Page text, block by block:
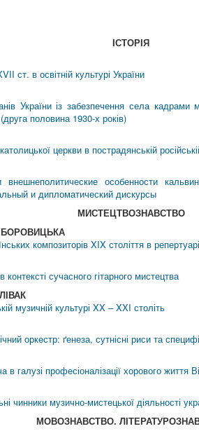
IСТОРIЯ
ст. в освітній культурі України
України із забезпечення села
половина 1930-х років)
церкви в пострадянській
особенности
и дипломатический дискурсы
МИСТЕЦТВОЗНАВСТВО
БОРОВИЦЬКА
композиторів XIX століття в
сучасного гітарного мистецтва
музичній культурі XX – XXI століть
оркестр: ґенеза, сутнісні риси та
в галузі професіоналізації хорового життя
чинники музично-мистецької діяльності
МОВОЗНАВСТВО.